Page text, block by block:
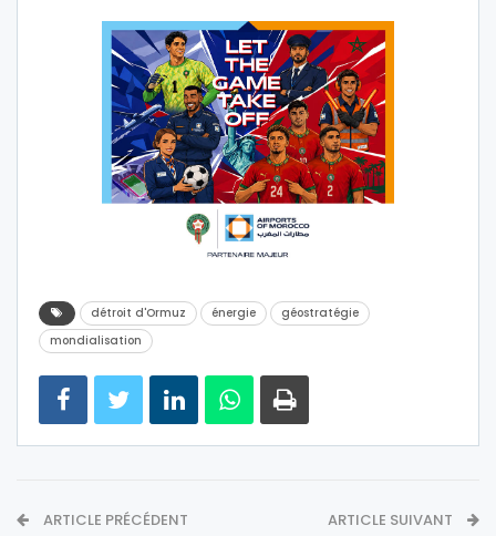
détroit d'Ormuz énergie
géostratégie
mondialisation
ARTICLE PRÉCÉDENT ARTICLE SUIVANT